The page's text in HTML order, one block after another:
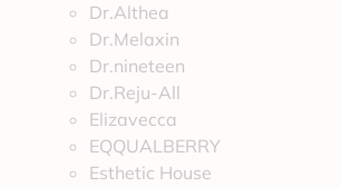
Dr.Althea
Dr.Melaxin
Dr.nineteen
Dr.Reju-All
Elizavecca
EQQUALBERRY
Esthetic House